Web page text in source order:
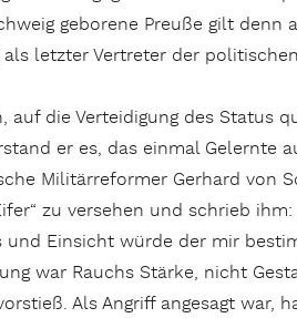
geborene Preuße gilt denn
letzter Vertreter der
die Verteidigung des Status
er es, das einmal Gelernte
Militärreformer Gerhard von
zu versehen und schrieb ihm:
und Einsicht würde der mir
war Rauchs Stärke, nicht
Als Angriff angesagt war,